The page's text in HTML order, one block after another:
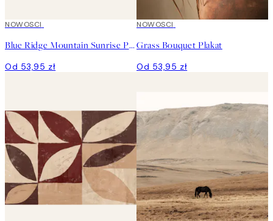
NOWOSCI
Blue Ridge Mountain Sunrise Plakat
Od 53,95 zł
NOWOSCI
Grass Bouquet Plakat
Od 53,95 zł